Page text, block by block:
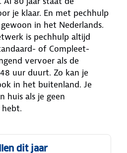
je klaar. En met pechhulp
in het Nederlands.
is pechhulp altijd
of Compleet-
vervoer als de
uur duurt. Zo kan je
in het buitenland. Je
huis als je geen
hebt.
dit jaar